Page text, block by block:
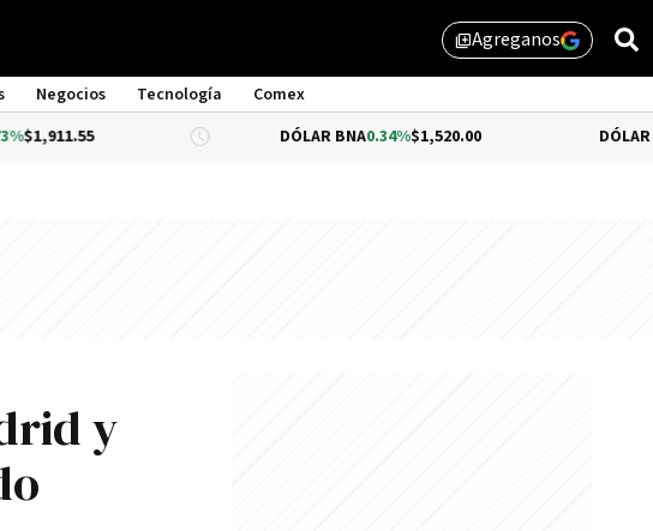
library_addAgreganos
Negocios Tecnología
Comex
DÓLAR BNA 0.34%$1,520.00 -0.33%
y